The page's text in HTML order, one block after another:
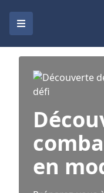
en